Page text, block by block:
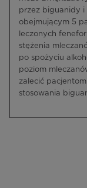
przez biguanidy i
obejmującym 5
leczonych
stężenia
po spożyciu
poziom
zalecić
stosowania